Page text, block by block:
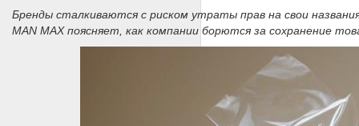
Бренды сталкиваются с риском утраты прав на свои
MAN MAX поясняет, как компании борются за сохранение